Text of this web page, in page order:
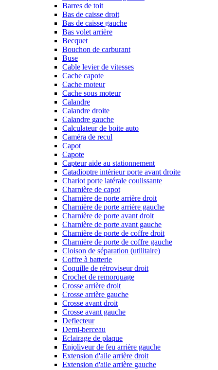
Barres de toit
Bas de caisse droit
Bas de caisse gauche
Bas volet arrière
Becquet
Bouchon de carburant
Buse
Cable levier de vitesses
Cache capote
Cache moteur
Cache sous moteur
Calandre
Calandre droite
Calandre gauche
Calculateur de boite auto
Caméra de recul
Capot
Capote
Capteur aide au stationnement
Catadioptre intérieur porte avant droite
Chariot porte latérale coulissante
Charnière de capot
Charnière de porte arrière droit
Charnière de porte arrière gauche
Charnière de porte avant droit
Charnière de porte avant gauche
Charnière de porte de coffre droit
Charnière de porte de coffre gauche
Cloison de séparation (utilitaire)
Coffre à batterie
Coquille de rétroviseur droit
Crochet de remorquage
Crosse arrière droit
Crosse arrière gauche
Crosse avant droit
Crosse avant gauche
Deflecteur
Demi-berceau
Eclairage de plaque
Enjoliveur de feu arrière gauche
Extension d'aile arrière droit
Extension d'aile arrière gauche